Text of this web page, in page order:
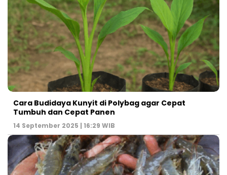
Cara Budidaya Kunyit di Polybag agar Cepat
Tumbuh dan Cepat Panen
14 September 2025 | 16:29 WIB